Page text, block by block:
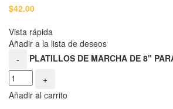
$42.00
Vista rápida
Añadir a la lista de deseos
-
PLATILLOS DE MARCHA DE 8"
+
Añadir al carrito